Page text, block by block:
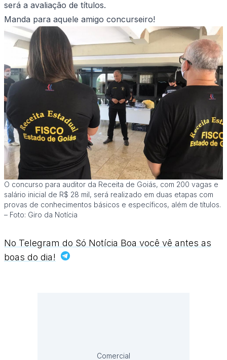
será a avaliação de títulos.
Manda para aquele amigo concurseiro!
O concurso para auditor da Receita de Goiás, com 200 vagas e
salário inicial de R$ 28 mil, será realizado em duas etapas com
provas de conhecimentos básicos e específicos, além de títulos.
– Foto: Giro da Notícia
No Telegram do Só Notícia Boa você vê antes as
boas do dia!
Comercial